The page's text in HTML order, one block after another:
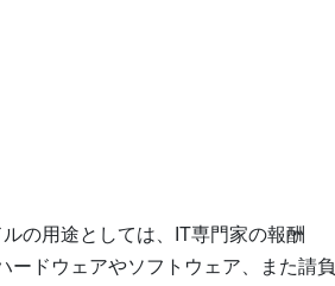
の用途としては、IT専門家の報酬
ードウェアやソフトウェア、また請負